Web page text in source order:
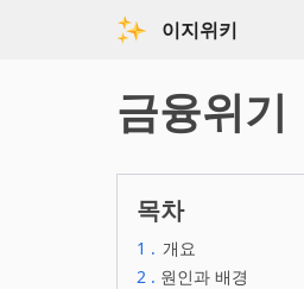
이지위키
금융위기
목차
1 . 개요
2 . 원인과 배경